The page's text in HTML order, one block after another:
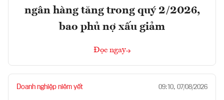
ngân hàng tăng trong quý 2/2026,
bao phủ nợ xấu giảm
Đọc ngay
Doanh nghiệp niêm yết 09:10, 07/08/2026